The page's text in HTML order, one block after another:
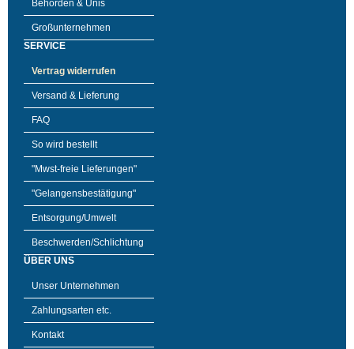
Behörden & Unis
Großunternehmen
SERVICE
Vertrag widerrufen
Versand & Lieferung
FAQ
So wird bestellt
"Mwst-freie Lieferungen"
"Gelangensbestätigung"
Entsorgung/Umwelt
Beschwerden/Schlichtung
ÜBER UNS
Unser Unternehmen
Zahlungsarten etc.
Kontakt